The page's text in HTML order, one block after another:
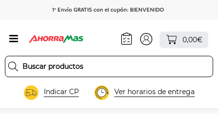
1º Envío GRATIS con el cupón: BIENVENIDO
0,00€
Indicar CP Ver horarios de entrega